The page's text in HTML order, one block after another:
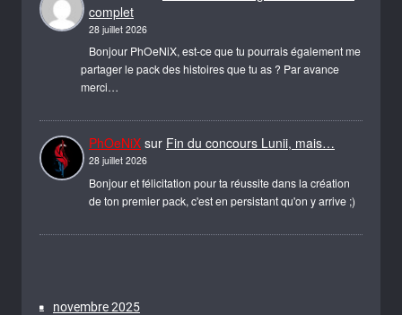
complet
28 juillet 2026
Bonjour PhOeNiX, est-ce que tu pourrais également me
partager le pack des histoires que tu as ? Par avance
merci…
PhOeNiX sur Fin du concours Lunii, mais…
28 juillet 2026
Bonjour et félicitation pour ta réussite dans la création
de ton premier pack, c'est en persistant qu'on y arrive ;)
novembre 2025